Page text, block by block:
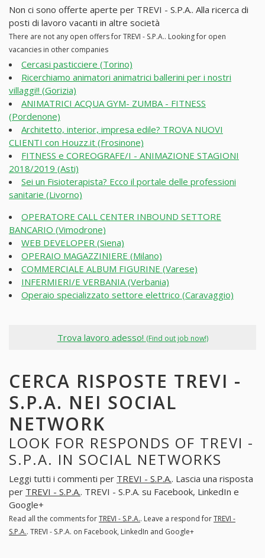
Non ci sono offerte aperte per TREVI - S.P.A.. Alla ricerca di
posti di lavoro vacanti in altre società
There are not any open offers for TREVI - S.P.A.. Looking for open
vacancies in other companies
Cercasi pasticciere (Torino)
Ricerchiamo animatori animatrici ballerini per i nostri
villaggi!! (Gorizia)
ANIMATRICI ACQUA GYM- ZUMBA - FITNESS
(Pordenone)
Architetto, interior, impresa edile? TROVA NUOVI
CLIENTI con Houzz.it (Frosinone)
FITNESS e COREOGRAFE/I - ANIMAZIONE STAGIONI
2018/2019 (Asti)
Sei un Fisioterapista? Ecco il portale delle professioni
sanitarie (Livorno)
OPERATORE CALL CENTER INBOUND SETTORE
BANCARIO (Vimodrone)
WEB DEVELOPER (Siena)
OPERAIO MAGAZZINIERE (Milano)
COMMERCIALE ALBUM FIGURINE (Varese)
INFERMIERI/E VERBANIA (Verbania)
Operaio specializzato settore elettrico (Caravaggio)
Trova lavoro adesso! (Find out job now!)
CERCA RISPOSTE TREVI -
S.P.A. NEI SOCIAL
NETWORK
LOOK FOR RESPONDS OF TREVI -
S.P.A. IN SOCIAL NETWORKS
Leggi tutti i commenti per TREVI - S.P.A.. Lascia una risposta
per TREVI - S.P.A.. TREVI - S.P.A. su Facebook, LinkedIn e
Google+
Read all the comments forTREVI - S.P.A.. Leave a respond forTREVI -
S.P.A.. TREVI - S.P.A. on Facebook, LinkedIn and Google+